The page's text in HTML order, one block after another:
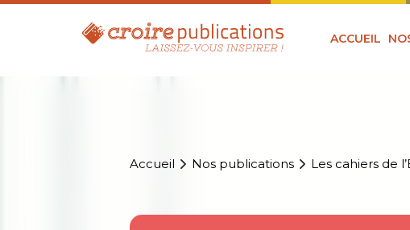
ACCUEIL
Accueil Nos publications Les cahiers de